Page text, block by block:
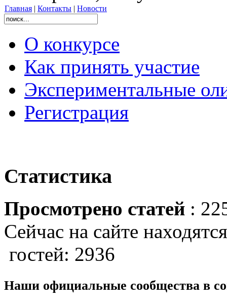
Главная | Контакты | Новости
О конкурсе
Как принять участие
Экспериментальные
Регистрация
Статистика
Просмотрено статей :
Сейчас на сайте
гостей: 2936
Наши официальные сообщества в